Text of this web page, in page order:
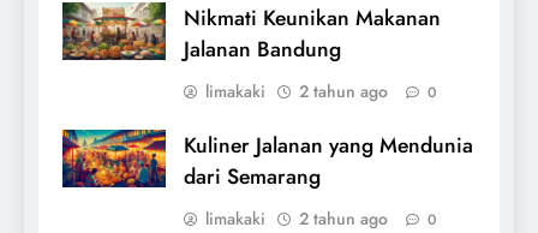
Nikmati Keunikan Makanan
Jalanan Bandung
limakaki 2 tahun ago 0
Kuliner Jalanan yang Mendunia
dari Semarang
limakaki 2 tahun ago 0